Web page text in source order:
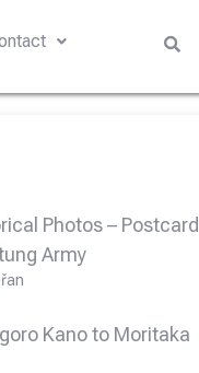
Photos – Postcard
Army
Kano to Moritaka